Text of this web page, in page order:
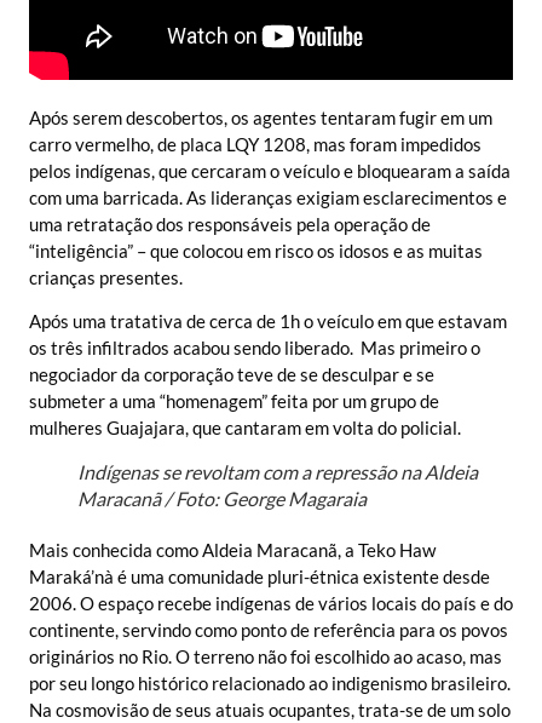
Após serem descobertos, os agentes tentaram fugir em um
carro vermelho, de placa LQY 1208, mas foram impedidos
pelos indígenas, que cercaram o veículo e bloquearam a saída
com uma barricada. As lideranças exigiam esclarecimentos e
uma retratação dos responsáveis pela operação de
“inteligência” – que colocou em risco os idosos e as muitas
crianças presentes.
Após uma tratativa de cerca de 1h o veículo em que estavam
os três infiltrados acabou sendo liberado. Mas primeiro o
negociador da corporação teve de se desculpar e se
submeter a uma “homenagem” feita por um grupo de
mulheres Guajajara, que cantaram em volta do policial.
Indígenas se revoltam com a repressão na Aldeia
Maracanã / Foto: George Magaraia
Mais conhecida como Aldeia Maracanã, a Teko Haw
Maraká’nà é uma comunidade pluri-étnica existente desde
2006. O espaço recebe indígenas de vários locais do país e do
continente, servindo como ponto de referência para os povos
originários no Rio. O terreno não foi escolhido ao acaso, mas
por seu longo histórico relacionado ao indigenismo brasileiro.
Na cosmovisão de seus atuais ocupantes, trata-se de um solo